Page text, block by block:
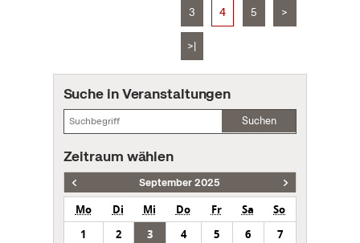
3 4 5 >
>|
Suche in Veranstaltungen
Suchen
Zeitraum wählen
September 2025
Mo Di Mi Do Fr Sa
So
1
2 3 4 5 6
7